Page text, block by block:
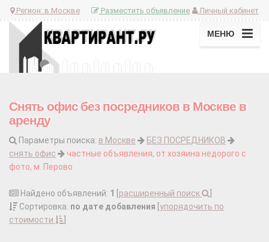
Регион: в Москве Личный кабинет
Разместить объявление
МЕНЮ
Снять офис без посредников в Москве в
аренду
Параметры поиска: в Москве
БЕЗ ПОСРЕДНИКОВ
снять офис
частные объявления, от хозяина недорого с
фото, м. Перово
Найдено объявлений: 1 расширенный поиск
Сортировка: по дате добавления упорядочить по
стоимости